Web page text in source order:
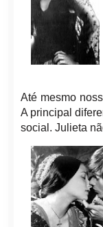
Até mesmo
A principal
social. Julieta